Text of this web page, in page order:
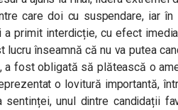
care doi cu suspendare, iar
a primit interdicție, cu efect
lucru înseamnă că nu va putea
a fost obligată să plătească o
o lovitură importantă,
sentinței, unul dintre candidații